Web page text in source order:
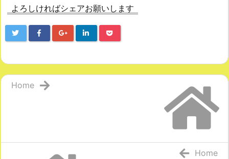
よろしければシェアお願いします
Home
Home